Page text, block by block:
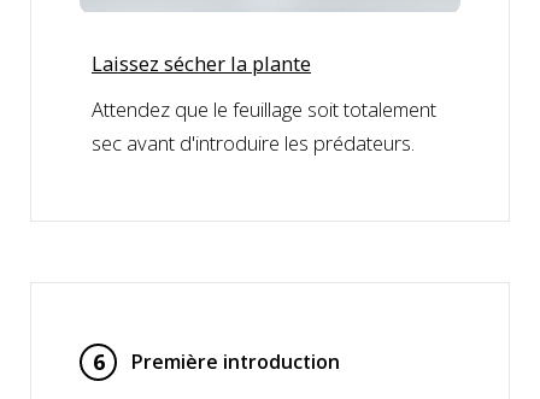
Laissez sécher la plante
Attendez que le feuillage soit totalement
sec avant d'introduire les prédateurs.
6 Première introduction